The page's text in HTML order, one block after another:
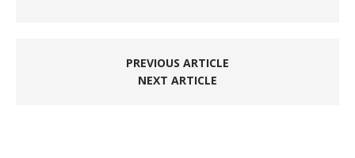
PREVIOUS ARTICLE
NEXT ARTICLE